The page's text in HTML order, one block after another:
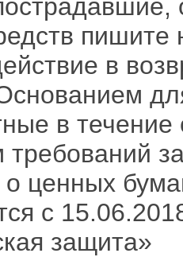
в
в
ценных
с
защита»